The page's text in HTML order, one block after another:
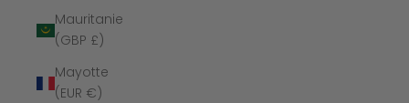
Mauritanie
(GBP £)
Mayotte
(EUR €)